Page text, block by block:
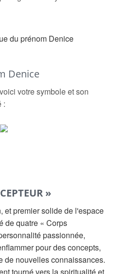
Denice
votre symbole et son
:
»
et premier solide de l'espace
de quatre « Corps
passionnée,
pour des concepts,
de nouvelles connaissances.